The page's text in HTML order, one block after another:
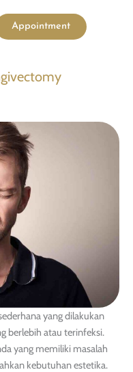
Appointment
yang dilakukan
berlebih atau terinfeksi.
yang memiliki masalah
kebutuhan estetika.